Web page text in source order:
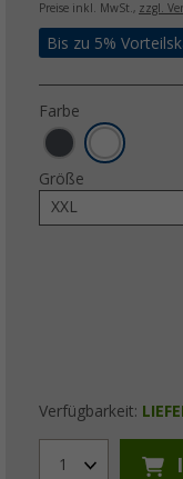
Preise inkl. MwSt., zzgl.
Bis zu 5%
Farbe
Größe
XXL
Verfügbarkeit:
1